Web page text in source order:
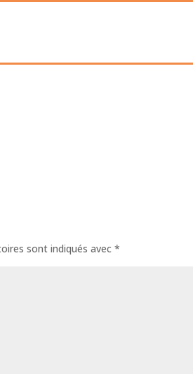
sont indiqués avec*